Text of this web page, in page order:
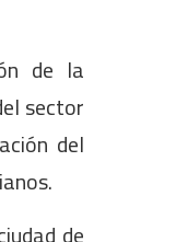
de la
sector
del